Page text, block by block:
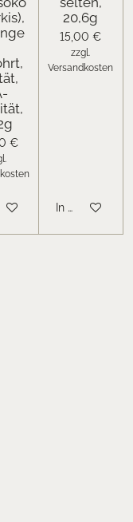
€
Warenkorb
20,6g
15,00 €
zzgl.
Versandkosten
In den